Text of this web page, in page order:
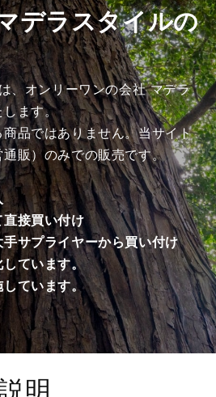
デラスタイルの
、オンリーワンの会社 マデラ
ます。
品ではありません。当サイト
販）のみでの販売です。
接買い付け
サプライヤーから買い付け
ています。
ています。